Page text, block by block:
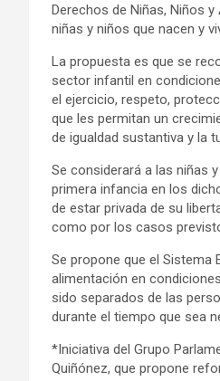
Derechos de Niñas, Niños
niñas y niños que nacen y
La propuesta es que se
sector infantil en
el ejercicio, respeto,
que les permitan un
de igualdad sustantiva y la
Se considerará a las niñas
primera infancia en los
de estar privada de su
como por los casos
Se propone que el Sistema
alimentación en
sido separados de las
durante el tiempo que sea
*Iniciativa del Grupo
Quiñónez, que propone